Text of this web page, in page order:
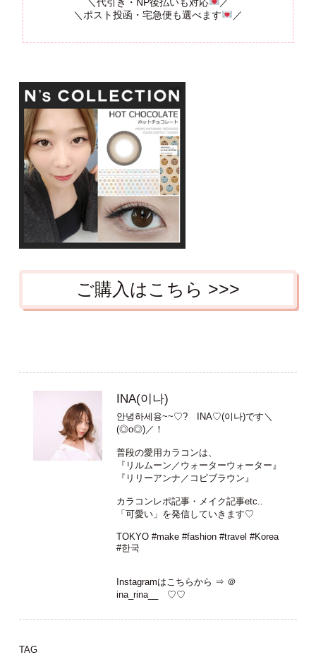
＼ポスト投函・宅急便も選べます
／
ご購入はこちら >>>
INA(이나)
안녕하세용~~♡? INA♡(이나)です＼
(◎o◎)／！
普段の愛用カラコンは、
『リルムーン／ウォーターウォーター』
『リリーアンナ／コピブラウン』
カラコンレポ記事・メイク記事etc..
「可愛い」を発信していきます♡
TOKYO #make #fashion #travel #Korea
#한국
Instagramはこちらから ⇒ ＠
ina_rina__
♡♡
TAG